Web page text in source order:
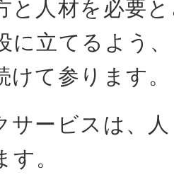
と人材を必要
に立てるよう
けて参ります。
サービスは、
す。